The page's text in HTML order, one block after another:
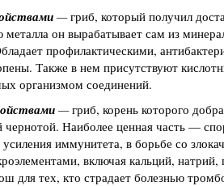
— гриб, который получил
он вырабатывает сам из
профилактическими,
Также в нем присутствуют
организмом соединений.
— гриб, корень которого
Наиболее ценная часть —
иммунитета, в борьбе со
включая кальций,
для тех, кто страдает болезнью